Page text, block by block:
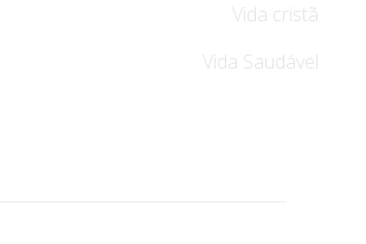
Vida cristã
Vida Saudável